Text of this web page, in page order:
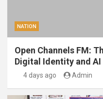
NATION
Open Channels FM:
Digital Identity and AI
4 days ago Admin